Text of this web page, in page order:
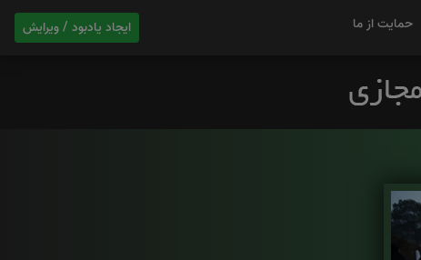
ایجاد یادبود / ویرایش حمایت از ما